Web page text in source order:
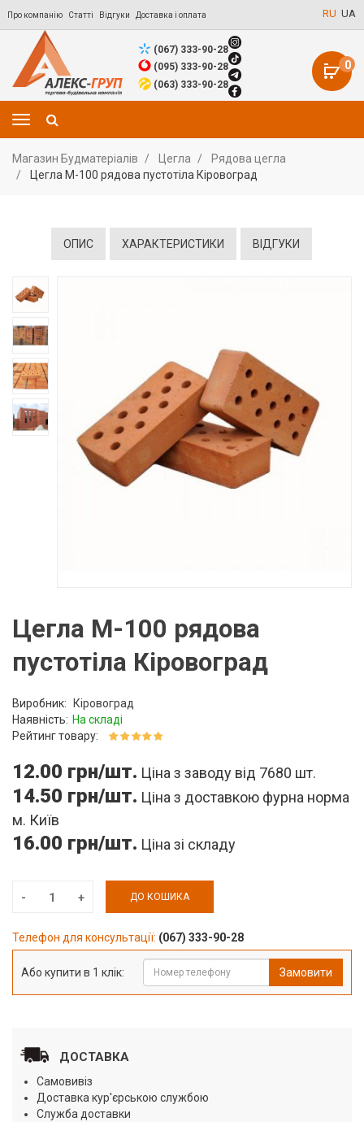
Про компанію Статті Відгуки Доставка і оплата RU UA
0
(067) 333-90-28
(095) 333-90-28
(063) 333-90-28
Магазин Будматеріалів Цегла
Рядова цегла
Цегла М-100 рядова пустотіла Кіровоград
ОПИС ХАРАКТЕРИСТИКИ ВІДГУКИ
Цегла М-100 рядова
пустотіла Кіровоград
Виробник:
Кіровоград
Наявність: На складі
Рейтинг товару:
12.00 грн/шт. Ціна з заводу від 7680 шт.
14.50 грн/шт. Ціна з доставкою фурна норма
м. Київ
16.00 грн/шт. Ціна зі складу
ДО КОШИКА
Телефон для консультації: (067) 333-90-28
Або купити в 1 клік: Замовити
ДОСТАВКА
Самовивіз
Доставка кур'єрською службою
Служба доставки